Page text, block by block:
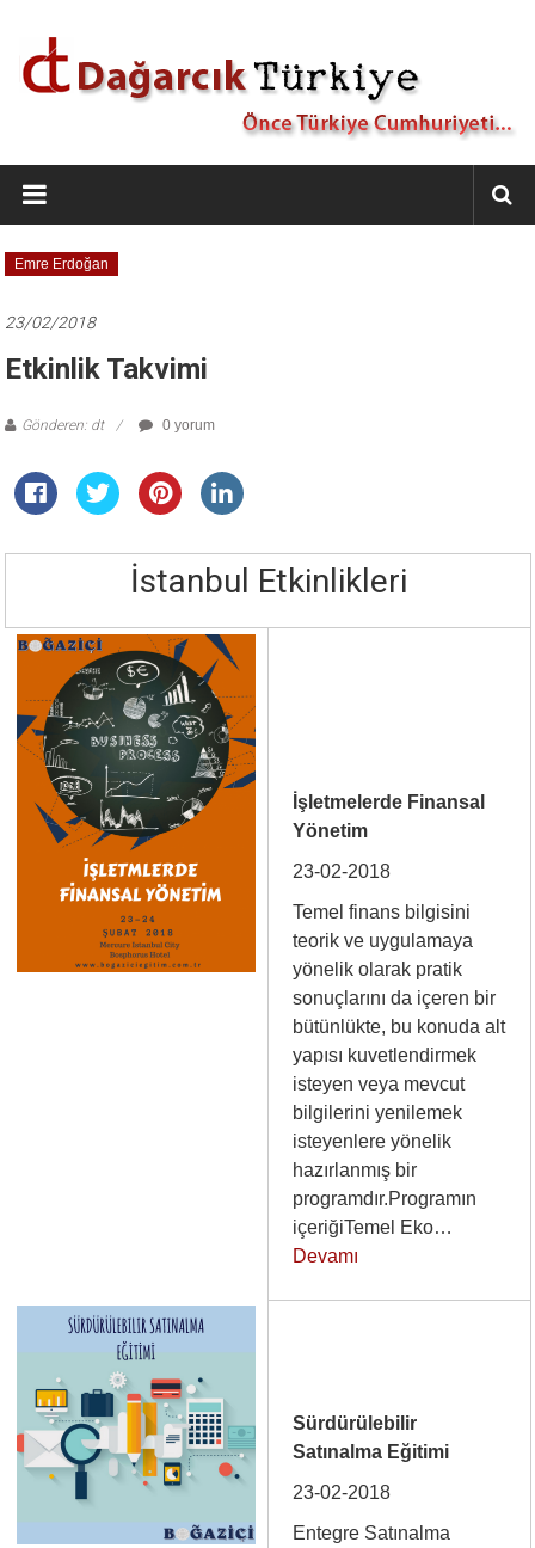
Dağarcık
Türkiye
Önce
Türkiye
Emre Erdoğan
23/02/2018
Etkinlik Takvimi
Gönderen: dt 0 yorum
İstanbul Etkinlikleri
İşletmelerde Finansal
Yönetim
23-02-2018
Temel finans bilgisini
teorik ve uygulamaya
yönelik olarak pratik
sonuçlarını da içeren bir
bütünlükte, bu konuda alt
yapısı kuvetlendirmek
isteyen veya mevcut
bilgilerini yenilemek
isteyenlere yönelik
hazırlanmış bir
programdır.Programın
içeriğiTemel Eko…
Devamı
Sürdürülebilir
Satınalma Eğitimi
23-02-2018
Entegre Satınalma